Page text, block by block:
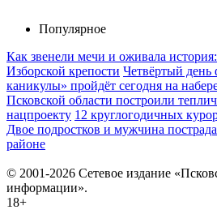
Популярное
Как звенели мечи и оживала
Изборской крепости Четвёртый день
каникулы» пройдёт сегодня на
Псковской области построили
нацпроекту 12 круглогодичных
Двое подростков и мужчина
районе
© 2001-2026 Сетевое издание
информации».
18+